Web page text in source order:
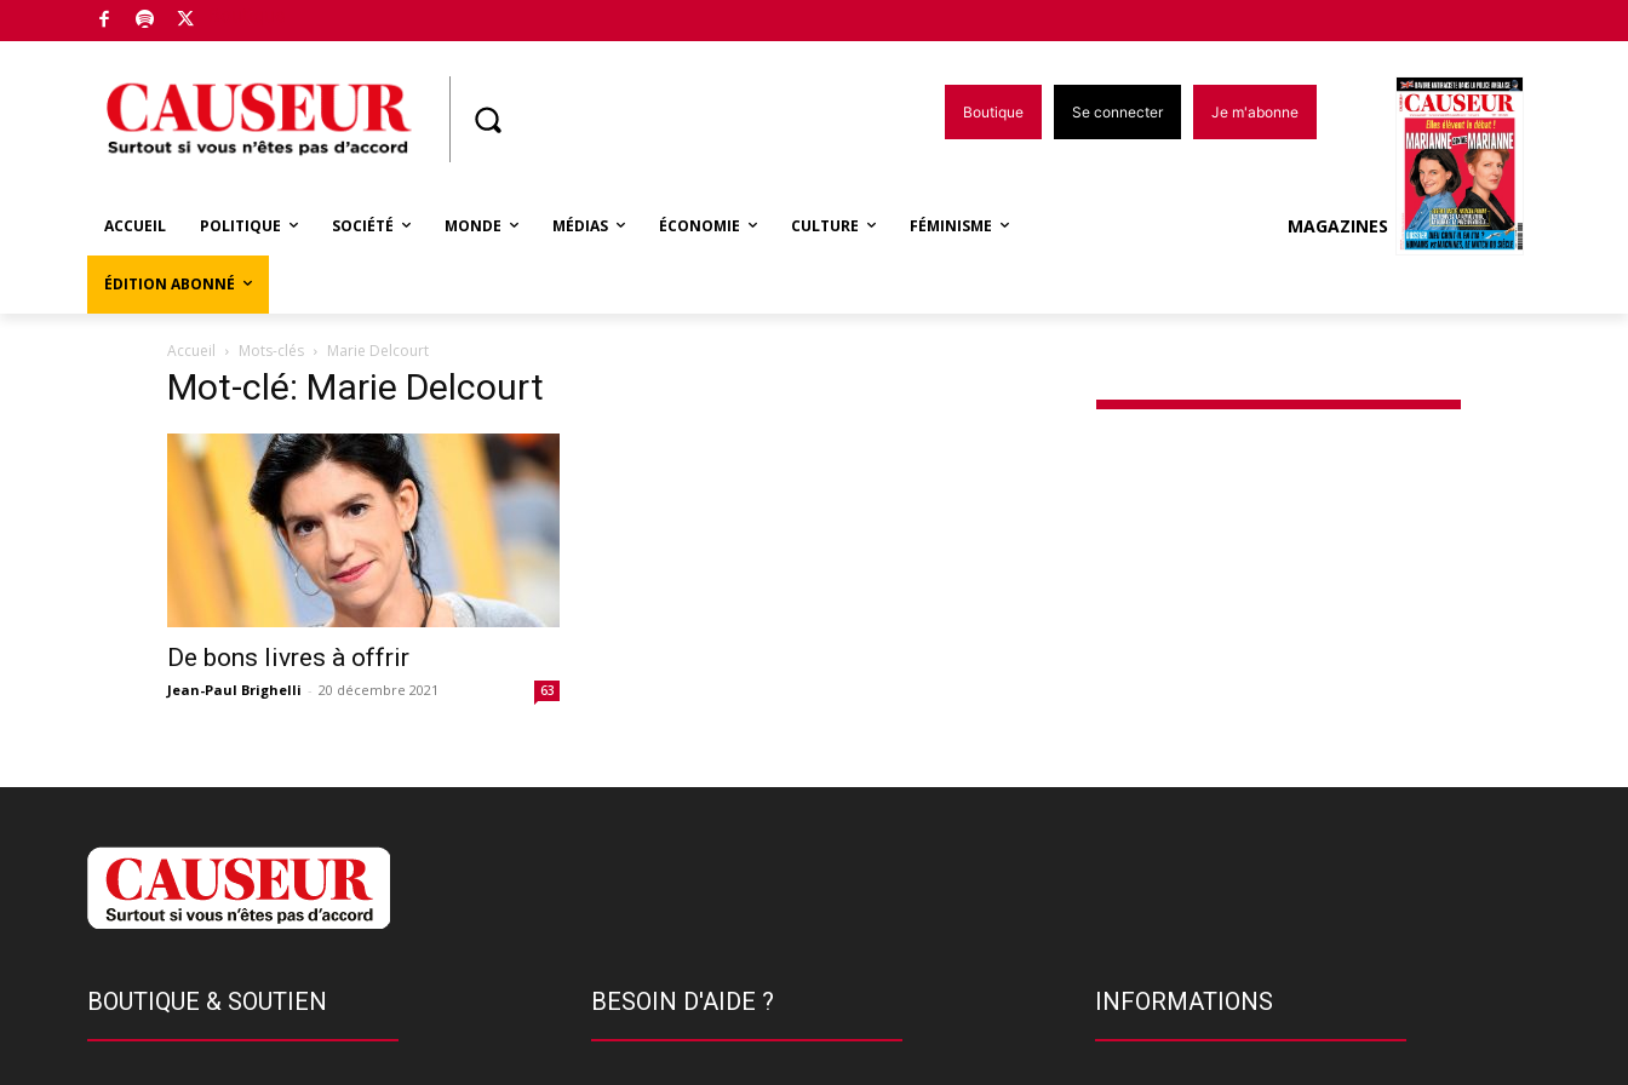
Boutique Se connecter Je m'abonne
ACCUEIL POLITIQUE SOCIÉTÉ MONDE MÉDIAS ÉCONOMIE CULTURE FÉMINISME
ÉDITION ABONNÉ
MAGAZINES
Accueil Mots-clés Marie Delcourt
Mot-clé: Marie Delcourt
De bons livres à offrir
Jean-Paul Brighelli - 20 décembre 2021 63
BOUTIQUE & SOUTIEN BESOIN D'AIDE ? INFORMATIONS